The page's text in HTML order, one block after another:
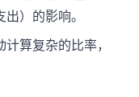
）的影响。
算复杂的比率，